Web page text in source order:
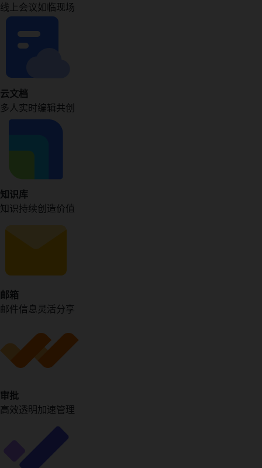
线上会议如临现场
云文档
多人实时编辑共创
知识库
知识持续创造价值
邮箱
邮件信息灵活分享
审批
高效透明加速管理